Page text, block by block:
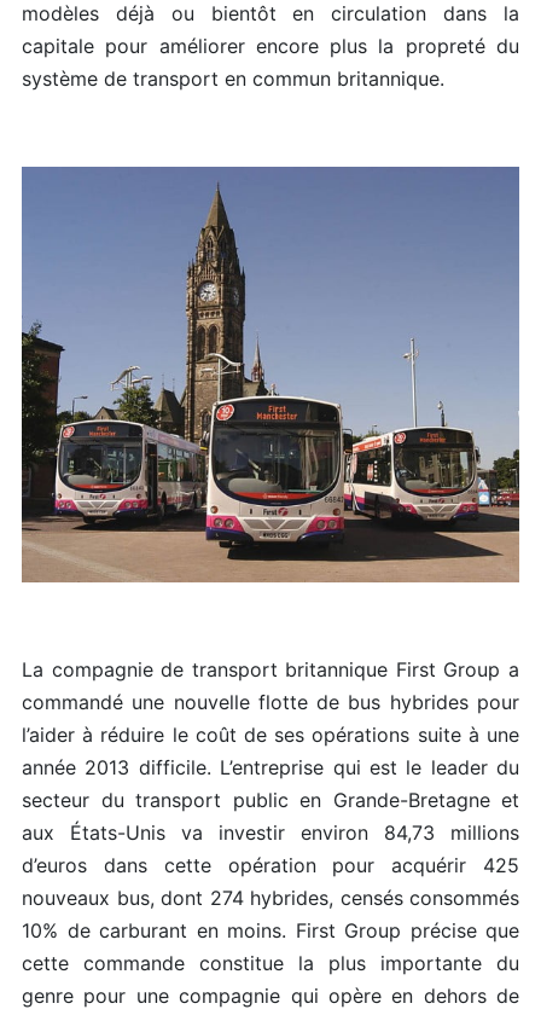
modèles déjà ou bientôt en circulation dans la
capitale pour améliorer encore plus la propreté du
système de transport en commun britannique.
La compagnie de transport britannique First Group a
commandé une nouvelle flotte de bus hybrides pour
l’aider à réduire le coût de ses opérations suite à une
année 2013 difficile. L’entreprise qui est le leader du
secteur du transport public en Grande-Bretagne et
aux États-Unis va investir environ 84,73 millions
d’euros dans cette opération pour acquérir 425
nouveaux bus, dont 274 hybrides, censés consommés
10% de carburant en moins. First Group précise que
cette commande constitue la plus importante du
genre pour une compagnie qui opère en dehors de